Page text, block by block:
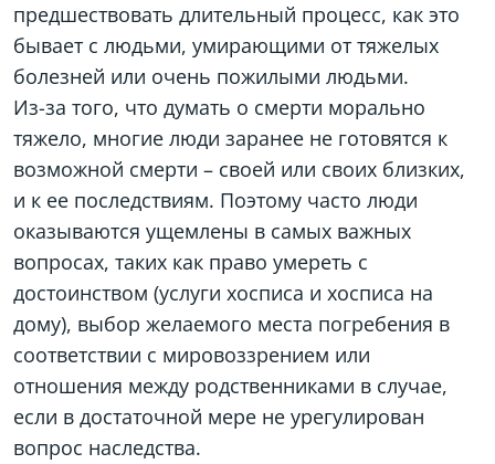
предшествовать длительный процесс, как это
бывает с людьми, умирающими от тяжелых
болезней или очень пожилыми людьми.
Из-за того, что думать о смерти морально
тяжело, многие люди заранее не готовятся к
возможной смерти – своей или своих близких,
и к ее последствиям. Поэтому часто люди
оказываются ущемлены в самых важных
вопросах, таких как право умереть с
достоинством (услуги хосписа и хосписа на
дому), выбор желаемого места погребения в
соответствии с мировоззрением или
отношения между родственниками в случае,
если в достаточной мере не урегулирован
вопрос наследства.